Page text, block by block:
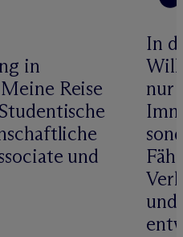
in
Reise
und
In
Will
nur